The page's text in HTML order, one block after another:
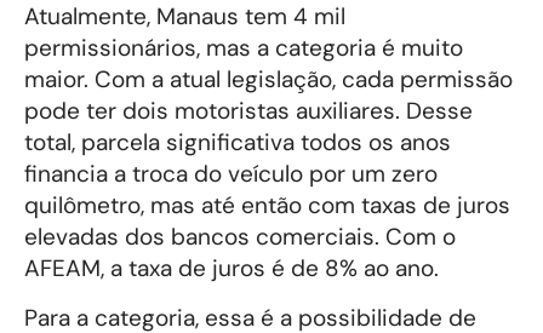
Atualmente, Manaus tem 4 mil
permissionários, mas a categoria é muito
maior. Com a atual legislação, cada permissão
pode ter dois motoristas auxiliares. Desse
total, parcela significativa todos os anos
financia a troca do veículo por um zero
quilômetro, mas até então com taxas de juros
elevadas dos bancos comerciais. Com o
AFEAM, a taxa de juros é de 8% ao ano.
Para a categoria, essa é a possibilidade de